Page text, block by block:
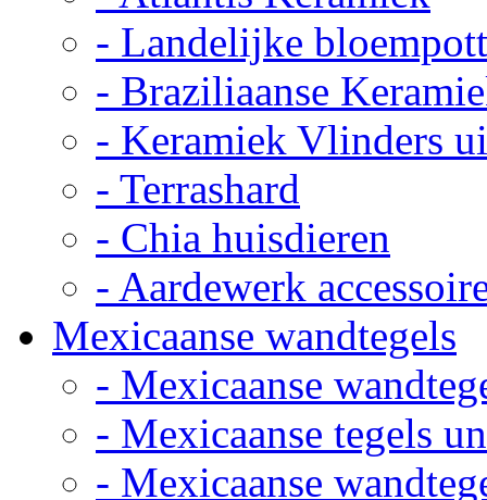
- Landelijke
- Braziliaanse
- Keramiek Vlinders
- Terrashard
- Chia huisdieren
- Aardewerk
Mexicaanse wandtegels
- Mexicaanse
- Mexicaanse tegels
- Mexicaanse